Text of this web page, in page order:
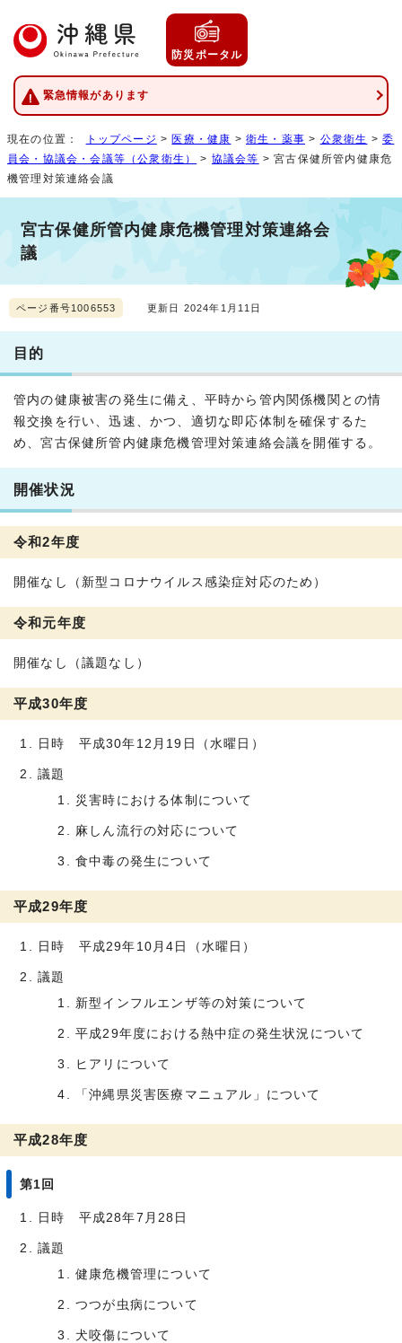
防災ポータル
緊急情報があります
現在の位置： トップページ >医療・健康 >衛生・薬事 > 公衆衛生 >委
員会・協議会・会議等（公衆衛生）
> 協議会等 > 宮古保健所管内健康危
機管理対策連絡会議
宮古保健所管内健康危機管理対策連絡会
議
ページ番号1006553 更新日 2024年1月11日
目的
管内の健康被害の発生に備え、平時から管内関係機関との情
報交換を行い、迅速、かつ、適切な即応体制を確保するた
め、宮古保健所管内健康危機管理対策連絡会議を開催する。
開催状況
令和2年度
開催なし（新型コロナウイルス感染症対応のため）
令和元年度
開催なし（議題なし）
平成30年度
日時 平成30年12月19日（水曜日）
議題
災害時における体制について
麻しん流行の対応について
食中毒の発生について
平成29年度
日時 平成29年10月4日（水曜日）
議題
新型インフルエンザ等の対策について
平成29年度における熱中症の発生状況について
ヒアリについて
「沖縄県災害医療マニュアル」について
平成28年度
第1回
日時 平成28年7月28日
議題
健康危機管理について
つつが虫病について
犬咬傷について